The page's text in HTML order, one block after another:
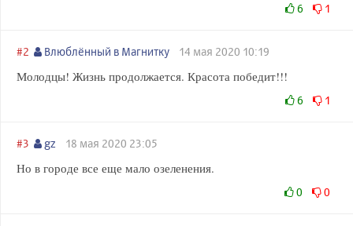
6 1
#2 Влюблённый в Магнитку 14 мая 2020 10:19
Молодцы! Жизнь продолжается. Красота победит!!!
6 1
#3 gz 18 мая 2020 23:05
Но в городе все еще мало озеленения.
0 0